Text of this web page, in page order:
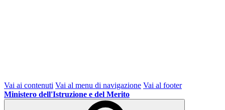
Vai ai contenuti Vai al menu di navigazione Vai al footer
Ministero dell'Istruzione e del Merito